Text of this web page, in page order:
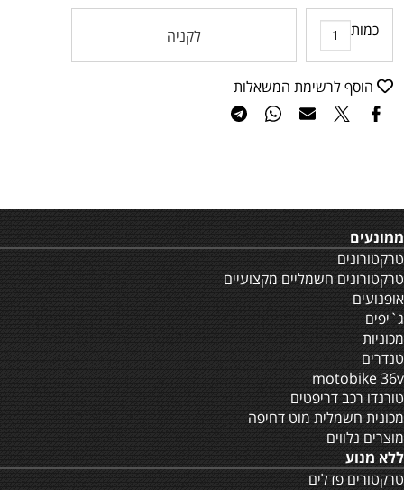
כמות לקניה
הוסף לרשימת המשאלות
ממונעים
טרקטורונים
טרקטורונים חשמליים מקצועיים
אופנועים
ג`יפים
מכוניות
טנדרים
motobike 36v
טורנדו רכב דריפטים
מכונית חשמלית מוט דחיפה
מוצרים נלווים
ללא מנוע
טרקטורים פדלים